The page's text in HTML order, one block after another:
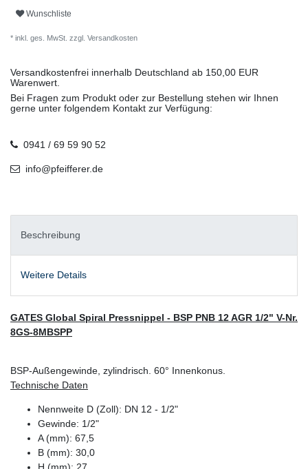
Wunschliste
* inkl. ges. MwSt. zzgl. Versandkosten
Versandkostenfrei innerhalb Deutschland ab 150,00 EUR
Warenwert.
Bei Fragen zum Produkt oder zur Bestellung stehen wir Ihnen
gerne unter folgendem Kontakt zur Verfügung:
0941 / 69 59 90 52
info@pfeifferer.de
Beschreibung
Weitere Details
GATES Global Spiral Pressnippel - BSP PNB 12 AGR 1/2" V-Nr.
8GS-8MBSPP
BSP-Außengewinde, zylindrisch. 60° Innenkonus.
Technische Daten
Nennweite D (Zoll): DN 12 - 1/2"
Gewinde: 1/2"
A (mm): 67,5
B (mm): 30,0
H (mm): 27